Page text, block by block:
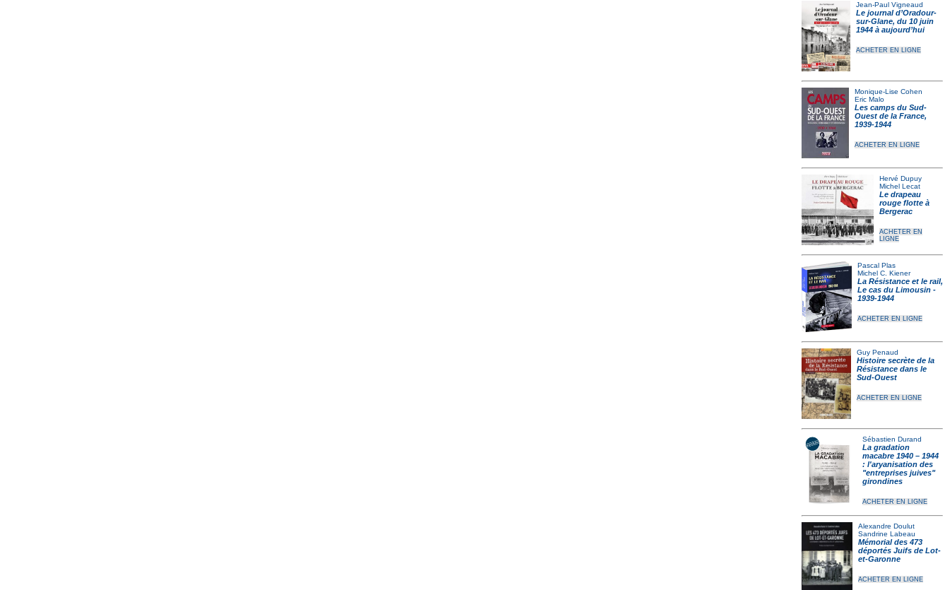
Jean-Paul Vigneaud
Le journal d’Oradour-
sur-Glane, du 10 juin
1944 à aujourd’hui
ACHETER EN LIGNE
Monique-Lise Cohen
Eric Malo
Les camps du Sud-
Ouest de la France,
1939-1944
ACHETER EN LIGNE
Hervé Dupuy
Michel Lecat
Le drapeau
rouge flotte à
Bergerac
ACHETER EN
LIGNE
Pascal Plas
Michel C. Kiener
La Résistance et le rail,
Le cas du Limousin -
1939-1944
ACHETER EN LIGNE
Guy Penaud
Histoire secrète de la
Résistance dans le
Sud-Ouest
ACHETER EN LIGNE
Sébastien Durand
La gradation
macabre 1940 – 1944
: l'aryanisation des
"entreprises juives"
girondines
ACHETER EN LIGNE
Alexandre Doulut
Sandrine Labeau
Mémorial des 473
déportés Juifs de Lot-
et-Garonne
ACHETER EN LIGNE